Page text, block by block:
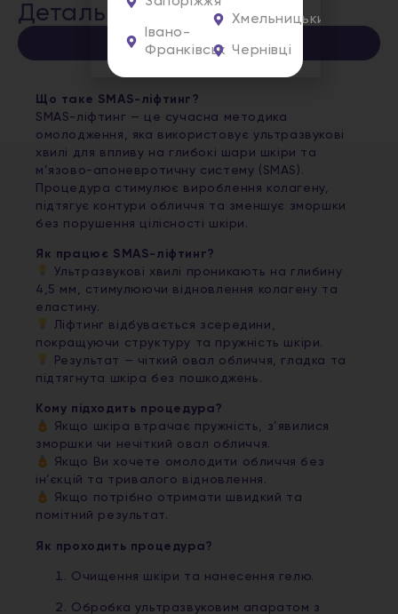
Детальна інформація
Опис
Що таке SMAS-ліфтинг?
SMAS-ліфтинг — це сучасна методика
омолодження, яка використовує ультразвукові
хвилі для впливу на глибокі шари шкіри та
м’язово-апоневротичну систему (SMAS).
Процедура стимулює вироблення колагену,
підтягує контури обличчя та зменшує зморшки
без порушення цілісності шкіри.
Як працює SMAS-ліфтинг?
Ультразвукові хвилі проникають на глибину
4,5 мм, стимулюючи відновлення колагену та
еластину.
Ліфтинг відбувається зсередини,
покращуючи структуру та пружність шкіри.
Результат — чіткий овал обличчя, гладка та
підтягнута шкіра без пошкоджень.
Кому підходить процедура?
Якщо шкіра втрачає пружність, з’явилися
зморшки чи нечіткий овал обличчя.
Якщо Ви хочете омолодити обличчя без
ін’єкцій та тривалого відновлення.
Якщо потрібно отримати швидкий та
помітний результат.
Як проходить процедура?
Очищення шкіри та нанесення гелю.
Обробка ультразвуковим апаратом з
Івано-
Франківськ
Хмельницький
Чернівці